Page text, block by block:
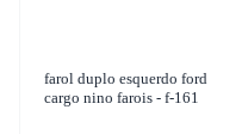
farol duplo esquerdo ford
cargo nino farois - f-161